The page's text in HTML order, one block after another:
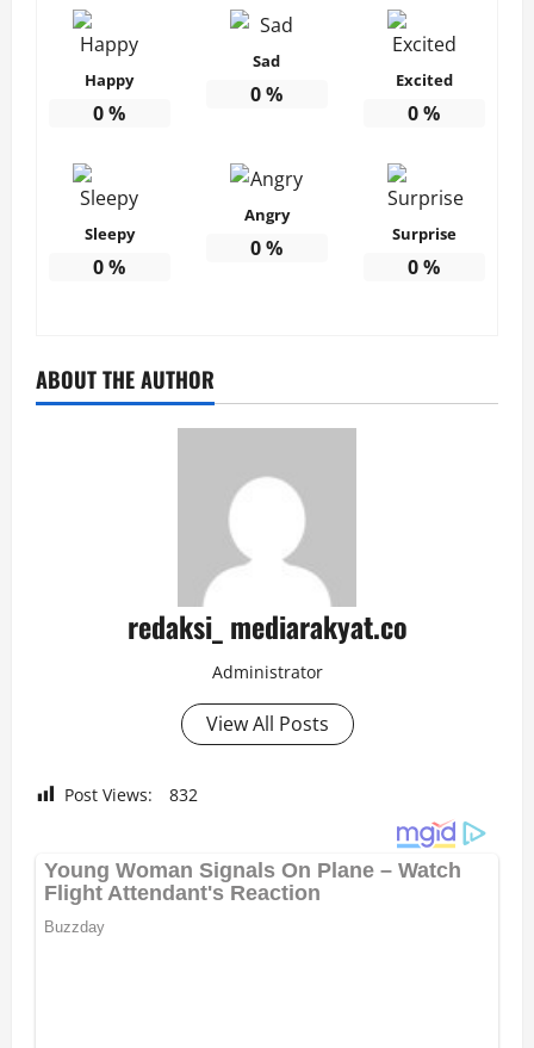
Happy
0%
Sad
0%
Excited
0%
Sleepy
0%
Angry
0%
Surprise
0%
ABOUT THE AUTHOR
redaksi_ mediarakyat.co
Administrator
View All Posts
Post Views: 832